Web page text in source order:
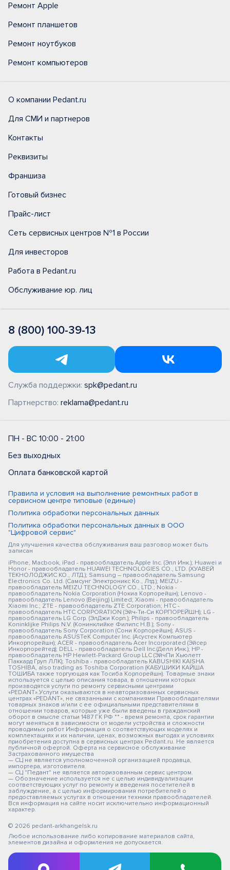
Ремонт Apple
Ремонт планшетов
Ремонт ноутбуков
Ремонт компьютеров
О компании Pedant.ru
Для СМИ и партнеров
Контакты
Реквизиты
Франшиза
Готовый бизнес
Прайс-лист
Сеть сервисных центров №1 в России
Для инвесторов
Работа в Pedant.ru
Обслуживание юр. лиц
8 (800) 100-39-13
Служба поддержки: spk@pedant.ru
Партнерство: reklama@pedant.ru
ПН - ВС 10:00 - 21:00
Без выходных
Оплата банковской картой
Правила и условия на выполнение ремонтных работ в
сервисном центре типовые (единые)
Политика обработки персональных данных
Политика обработки персональных данных в ООО
"Цифровой сервис"
Для улучшения качества обслуживания ваш разговор может быть
записан
iPhone, Macbook, iPad - правообладатель Apple Inc. (Эпл Инк.); Huawei и
Honor - правообладатель HUAWEI TECHNOLOGIES CO., LTD. (ХУАВЕЙ
ТЕКНОЛОДЖИС КО., ЛТД.); Samsung – правообладатель Samsung
Electronics Co. Ltd. (Самсунг Электроникс Ко., Лтд.); MEIZU -
правообладатель MEIZU TECHNOLOGY CO., LTD.; Nokia -
правообладатель Nokia Corporation (Нокиа Корпорейшн); Lenovo -
правообладатель Lenovo (Beijing) Limited; Xiaomi - правообладатель
Xiaomi Inc.; ZTE - правообладатель ZTE Corporation; HTC -
правообладатель HTC CORPORATION (Эйч-Ти-Си КОРПОРЕЙШН); LG -
правообладатель LG Corp. (ЭлДжи Корп.); Philips - правообладатель
Koninklijke Philips N.V. (Конинклийке Филипс Н.В.); Sony -
правообладатель Sony Corporation (Сони Корпорейшн); ASUS -
правообладатель ASUSTeK Computer Inc. (Асустек Компьютер
Инкорпорейшн); ACER - правообладатель Acer Incorporated (Эйсер
Инкорпорейтед); DELL - правообладатель Dell Inc.(Делл Инк.); HP -
правообладатель HP Hewlett-Packard Group LLC (ЭйчПи Хьюлетт
Паккард Груп ЛЛК); Toshiba - правообладатель KABUSHIKI KAISHA
TOSHIBA, also trading as Toshiba Corporation (КАБУШИКИ КАЙША
ТОШИБА также торгующая как Тосиба Корпорейшн). Товарные знаки
используется с целью описания товара, в отношении которых
производятся услуги по ремонту сервисными центрами
«PEDANT».Услуги оказываются в неавторизованных сервисных
центрах «PEDANT», не связанными с компаниями Правообладателями
товарных знаков и/или с ее официальными представителями в
отношении товаров, которые уже были введены в гражданский
оборот в смысле статьи 1487 ГК РФ ** - время ремонта, срок гарантии
могут меняться в зависимости от модели устройства и сложности
проводимых работ Информация о соответствующих моделях и
комплектациях и их наличии, ценах, возможных выгодах и условиях
приобретения доступна в сервисных центрах Pedant.ru. Не является
публичной офертой. Оферта на сервисное обслуживание
Застрахованного имущества
— СЦ не является уполномоченной организацией продавца,
импортера, изготовителя.
— СЦ "Педант" не является авторизованным сервис центром.
— Обозначение используется не с целью индивидуализации
соответствующих услуг по ремонту и введения посетителей в
заблуждение, а с целью информирования потребителей о
предоставляемых услугах в отношении техники правообладателей.
Вся информация на сайте носит исключительно информационный
характер.
© 2026 pedant-arkhangelsk.ru
Любое использование либо копирование материалов сайта,
элементов дизайна и оформления не допускается.